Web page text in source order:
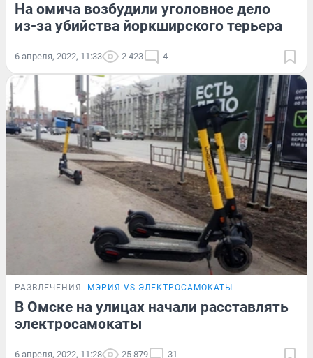
На омича возбудили уголовное дело
из-за убийства йоркширского терьера
6 апреля, 2022, 11:33 2 423 4
РАЗВЛЕЧЕНИЯ МЭРИЯ VS ЭЛЕКТРОСАМОКАТЫ
В Омске на улицах начали расставлять
электросамокаты
6 апреля, 2022, 11:28 25 879 31